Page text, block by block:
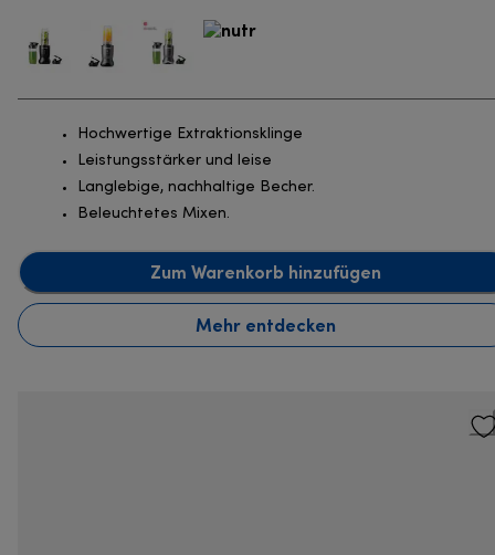
Hochwertige Extraktionsklinge
Leistungsstärker und leise
Langlebige, nachhaltige Becher.
Beleuchtetes Mixen.
Zum Warenkorb hinzufügen
Mehr entdecken